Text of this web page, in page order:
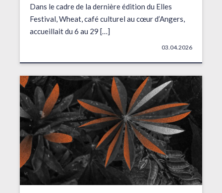
Dans le cadre de la dernière édition du Elles
Festival, Wheat, café culturel au cœur d’Angers,
accueillait du 6 au 29 […]
03.04.2026